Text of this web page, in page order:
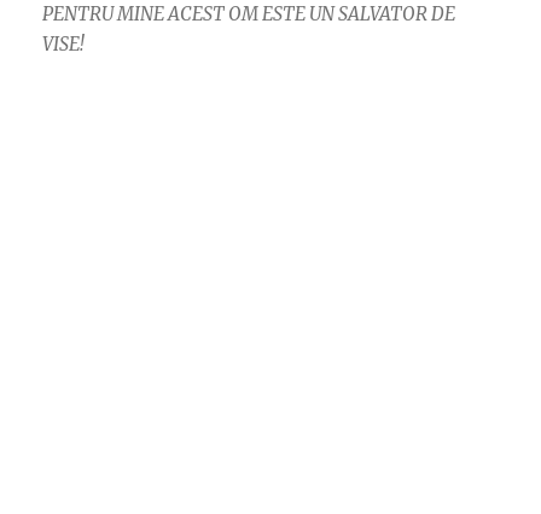
PENTRU MINE ACEST OM ESTE UN SALVATOR DE
VISE!